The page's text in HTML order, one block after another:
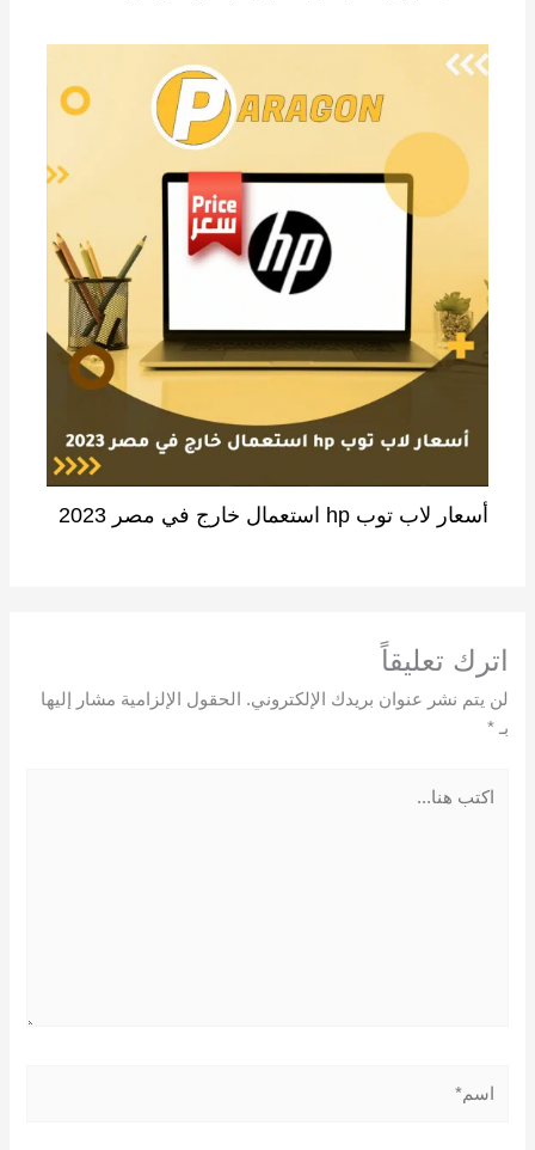
أسعار لاب توب hp استعمال خارج في مصر 2023
اترك تعليقاً
لن يتم نشر عنوان بريدك الإلكتروني.
الحقول الإلزامية مشار إليها
بـ*